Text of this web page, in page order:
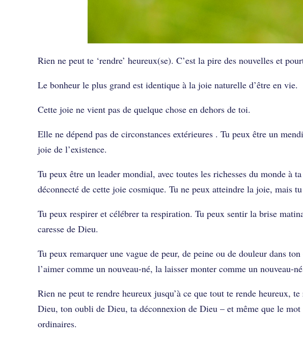
Rien ne peut te ‘rendre’ heureux(se). C’est la pire des nouvelles et
Le bonheur le plus grand est identique à la joie naturelle d’être en vie.
Cette joie ne vient pas de quelque chose en dehors de toi.
Elle ne dépend pas de circonstances extérieures . Tu peux être un
joie de l’existence.
Tu peux être un leader mondial, avec toutes les richesses du monde à
déconnecté de cette joie cosmique. Tu ne peux atteindre la joie, mais tu
Tu peux respirer et célébrer ta respiration. Tu peux sentir la brise
caresse de Dieu.
Tu peux remarquer une vague de peur, de peine ou de douleur dans
l’aimer comme un nouveau-né, la laisser monter comme un nouveau-
Rien ne peut te rendre heureux jusqu’à ce que tout te rende heureux,
Dieu, ton oubli de Dieu, ta déconnexion de Dieu – et même que le
ordinaires.